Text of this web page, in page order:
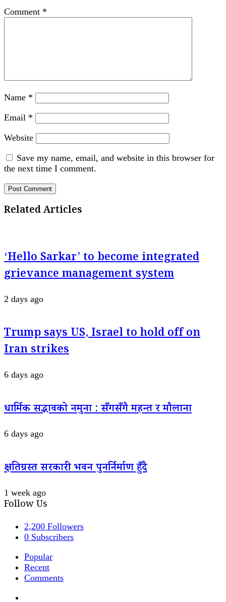
Comment *
Name *
Email *
Website
Save my name, email, and website in this browser for
the next time I comment.
Related Articles
‘Hello Sarkar’ to become integrated
grievance management system
2 days ago
Trump says US, Israel to hold off on
Iran strikes
6 days ago
धार्मिक सद्भावको नमुना : सँगसँगै महन्त र मौलाना
6 days ago
क्षतिग्रस्त सरकारी भवन पुनर्निर्माण हुँदै
1 week ago
Follow Us
2,200 Followers
0 Subscribers
Popular
Recent
Comments